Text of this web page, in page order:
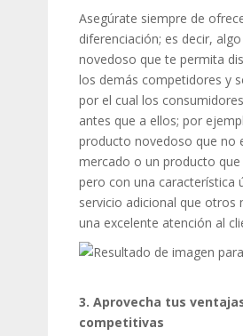
Asegúrate siempre de
diferenciación; es decir,
novedoso que te permita
los demás competidores y
por el cual los
antes que a ellos; por
producto novedoso que no
mercado o un producto que
pero con una característica
servicio adicional que otros
una excelente atención al
3. Aprovecha tus
competitivas